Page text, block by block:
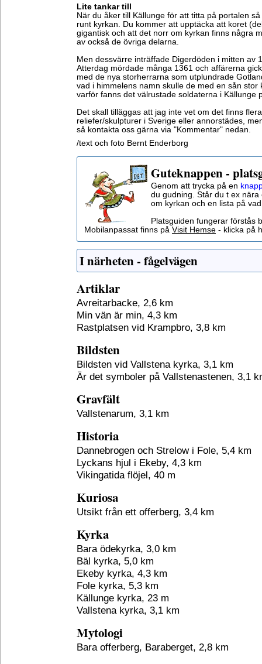
Lite tankar till
När du åker till Källunge för att titta på portalen
runt kyrkan. Du kommer att upptäcka att koret
gigantisk och att det norr om kyrkan finns några
av också de övriga delarna.
Men dessvärre inträffade Digerdöden i mitten av
Atterdag mördade många 1361 och affärerna
med de nya storherrarna som utplundrade
vad i himmelens namn skulle de med en sån stor
varför fanns det välrustade soldaterna i Källunge
Det skall tilläggas att jag inte vet om det finns
reliefer/skulpturer i Sverige eller annorstädes,
så kontakta oss gärna via "Kommentar" nedan.
/text och foto Bernt Enderborg
Guteknappen -
Genom att trycka på en
du gudning. Står du t ex
om kyrkan och en lista på
Platsguiden fungerar förstås
Mobilanpassat finns på Visit Hemse - klicka på
I närheten - fågelvägen
Artiklar
Avreitarbacke, 2,6 km
Min vän är min, 4,3 km
Rastplatsen vid Krampbro, 3,8 km
Bildsten
Bildsten vid Vallstena kyrka, 3,1 km
Är det symboler på Vallstenastenen, 3,1
Gravfält
Vallstenarum, 3,1 km
Historia
Dannebrogen och Strelow i Fole, 5,4 km
Lyckans hjul i Ekeby, 4,3 km
Vikingatida flöjel, 40 m
Kuriosa
Utsikt från ett offerberg, 3,4 km
Kyrka
Bara ödekyrka, 3,0 km
Bäl kyrka, 5,0 km
Ekeby kyrka, 4,3 km
Fole kyrka, 5,3 km
Källunge kyrka, 23 m
Vallstena kyrka, 3,1 km
Mytologi
Bara offerberg, Baraberget, 2,8 km